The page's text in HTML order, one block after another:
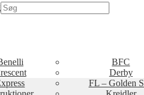
BFC
Derby
FL – Golden